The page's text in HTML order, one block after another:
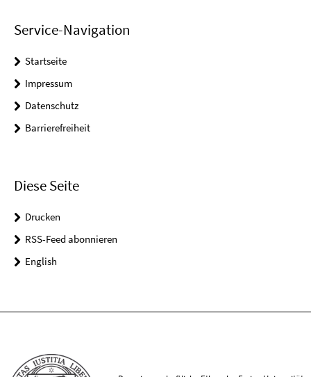
Service-Navigation
Startseite
Impressum
Datenschutz
Barrierefreiheit
Diese Seite
Drucken
RSS-Feed abonnieren
English